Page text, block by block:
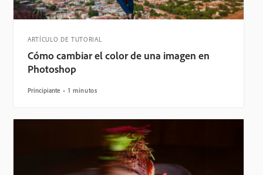
ARTÍCULO DE TUTORIAL
Cómo cambiar el color de una imagen en
Photoshop
Principiante 1 minutos